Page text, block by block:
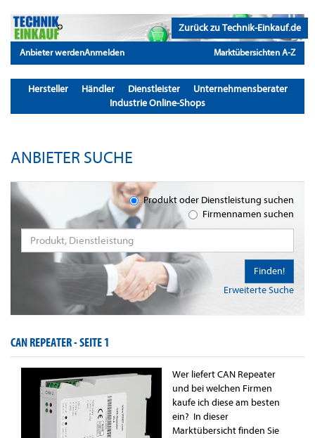
Zurück zu Technik-Einkauf.de
Anbieter werdenAnmelden Marktübersichten A-Z
Hersteller Händler Dienstleister
Unternehmensberater
Industrie Online-Shops
ANBIETER SUCHE
Produkt oder Dienstleistung suchen
Firmennamen suchen
Erweiterte Suche
Finden!
CAN REPEATER -SEITE 1
Wer liefert CAN Repeater
und bei welchen Firmen
kaufe ich diese am besten
ein? In dieser
Marktübersicht finden Sie